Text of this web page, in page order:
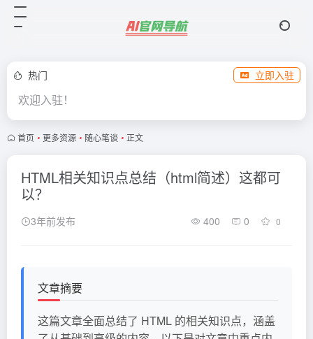
热门 立即入驻
欢迎入驻！
首页 • 更多资源 • 随心笔谈 • 正文
HTML相关知识点总结（html简述）这都可
以？
3年前发布 400 0 0
文章摘要
这篇文章全面总结了 HTML 的相关知识点，涵盖